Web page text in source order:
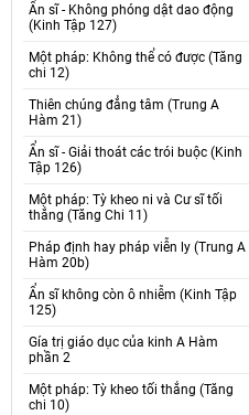
Ẩn sĩ - Không phóng dật dao động
(Kinh Tập 127)
Một pháp: Không thể có được (Tăng
chi 12)
Thiên chúng đẳng tâm (Trung A
Hàm 21)
Ẩn sĩ - Giải thoát các trói buộc (Kinh
Tập 126)
Một pháp: Tỳ kheo ni và Cư sĩ tối
thắng (Tăng Chi 11)
Pháp định hay pháp viễn ly (Trung A
Hàm 20b)
Ẩn sĩ không còn ô nhiễm (Kinh Tập
125)
Gía trị giáo dục của kinh A Hàm
phần 2
Một pháp: Tỳ kheo tối thắng (Tăng
chi 10)